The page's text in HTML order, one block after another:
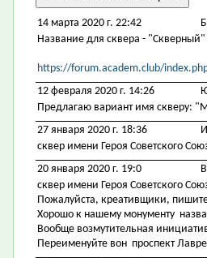
14 марта 2020 г. 22:42
Название для сквера - "Скверный"
https://forum.academ.club/
12 февраля 2020 г. 14:26
Предлагаю вариант имя скверу:
27 января 2020 г. 18:36
сквер имени Героя Советского
20 января 2020 г. 19:0
сквер имени Героя Советского
Пожалуйста, креативщики,
Хорошо к нашему монументу
Вообще возмутительная
Переименуйте вон проспект